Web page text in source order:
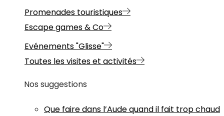
Promenades touristiques
Escape games & Co
Evénements "Glisse"
Toutes les visites et activités
Nos suggestions
Que faire dans l’Aude quand il fait trop chaud